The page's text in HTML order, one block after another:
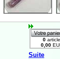
Suite